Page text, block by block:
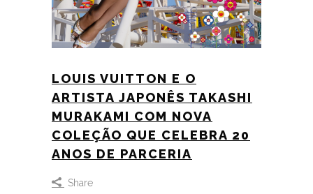
LOUIS VUITTON E O
ARTISTA JAPONÊS TAKASHI
MURAKAMI COM NOVA
COLEÇÃO QUE CELEBRA 20
ANOS DE PARCERIA
Share